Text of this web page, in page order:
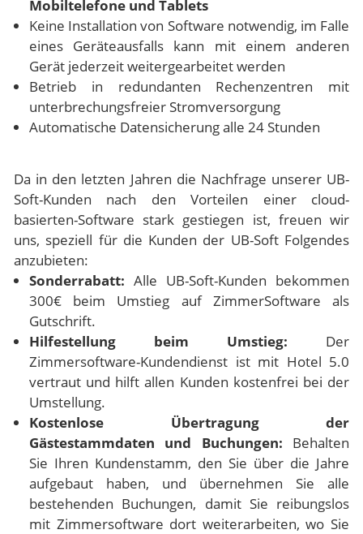
Mobiltelefone und Tablets
Keine Installation von Software notwendig, im Falle
eines Geräteausfalls kann mit einem anderen
Gerät jederzeit weitergearbeitet werden
Betrieb in redundanten Rechenzentren mit
unterbrechungsfreier Stromversorgung
Automatische Datensicherung alle 24 Stunden
Da in den letzten Jahren die Nachfrage unserer UB-
Soft-Kunden nach den Vorteilen einer cloud-
basierten-Software stark gestiegen ist, freuen wir
uns, speziell für die Kunden der UB-Soft Folgendes
anzubieten:
Sonderrabatt: Alle UB-Soft-Kunden bekommen
300€ beim Umstieg auf ZimmerSoftware als
Gutschrift.
Hilfestellung beim Umstieg: Der
Zimmersoftware-Kundendienst ist mit Hotel 5.0
vertraut und hilft allen Kunden kostenfrei bei der
Umstellung.
Kostenlose Übertragung der
Gästestammdaten und Buchungen: Behalten
Sie Ihren Kundenstamm, den Sie über die Jahre
aufgebaut haben, und übernehmen Sie alle
bestehenden Buchungen, damit Sie reibungslos
mit Zimmersoftware dort weiterarbeiten, wo Sie